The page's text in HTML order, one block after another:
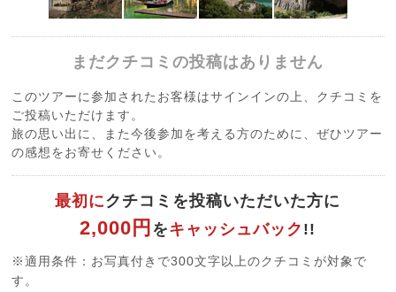
まだクチコミの投稿はありません
このツアーに参加されたお客様はサインインの上、クチコミを
ご投稿いただけます。
旅の思い出に、また今後参加を考える方のために、ぜひツアー
の感想をお寄せください。
最初にクチコミを投稿いただいた方に
2,000円 をキャッシュバック !!
※適用条件：お写真付きで300文字以上のクチコミが対象で
す。